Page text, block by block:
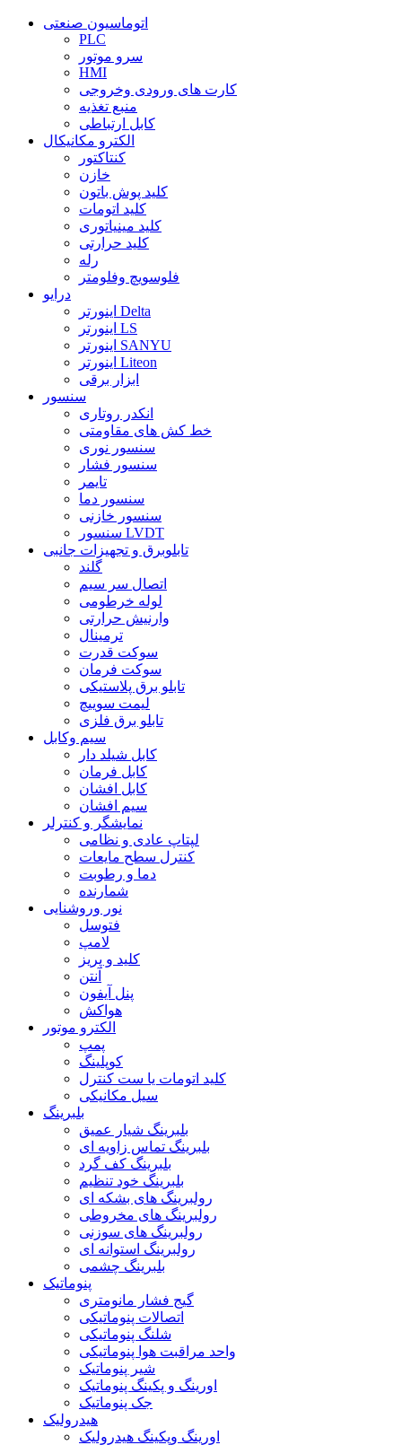
اتوماسیون صنعتی
PLC
سرو موتور
HMI
کارت های ورودی وخروجی
منبع تغذیه
کابل ارتباطی
الکترو مکانیکال
کنتاکتور
خازن
کلید پوش باتون
کلید اتومات
کلید مینیاتوری
کلید حرارتی
رله
فلوسویچ وفلومتر
درایو
اینورتر Delta
اینورتر LS
اینورتر SANYU
اینورتر Liteon
ابزار برقی
سنسور
انکدر روتاری
خط کش های مقاومتی
سنسور نوری
سنسور فشار
تایمر
سنسور دما
سنسور خازنی
سنسور LVDT
تابلوبرق و تجهیزات جانبی
گلند
اتصال سر سیم
لوله خرطومی
وارنیش حرارتی
ترمینال
سوکت قدرت
سوکت فرمان
تابلو برق پلاستیکی
لیمت سوییچ
تابلو برق فلزی
سیم وکابل
کابل شیلد دار
کابل فرمان
کابل افشان
سیم افشان
نمایشگر و کنترلر
لپتاپ عادی و نظامی
کنترل سطح مایعات
دما و رطوبت
شمارنده
نور وروشنایی
فتوسل
لامپ
کلید و پریز
آنتن
پنل آیفون
هواکش
الکترو موتور
پمپ
کوپلینگ
کلید اتومات یا ست کنترل
سیل مکانیکی
بلبرینگ
بلبرینگ شیار عمیق
بلبرینگ تماس زاویه ای
بلبرینگ کف گرد
بلبرینگ خود تنظیم
رولبرینگ های بشکه ای
رولبرینگ های مخروطی
رولبرینگ های سوزنی
رولبرینگ استوانه ای
بلبرینگ چشمی
پنوماتیک
گیج فشار مانومتری
اتصالات پنوماتیکی
شلنگ پنوماتیکی
واحد مراقبت هوا پنوماتیکی
شیر پنوماتیک
اورینگ و پکینگ پنوماتیک
جک پنوماتیک
هیدرولیک
اورینگ وپکینگ هیدرولیک